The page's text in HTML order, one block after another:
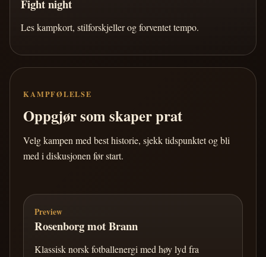
Fight night
Les kampkort, stilforskjeller og forventet tempo.
KAMPFØLELSE
Oppgjør som skaper prat
Velg kampen med best historie, sjekk tidspunktet og bli
med i diskusjonen før start.
Preview
Rosenborg mot Brann
Klassisk norsk fotballenergi med høy lyd fra